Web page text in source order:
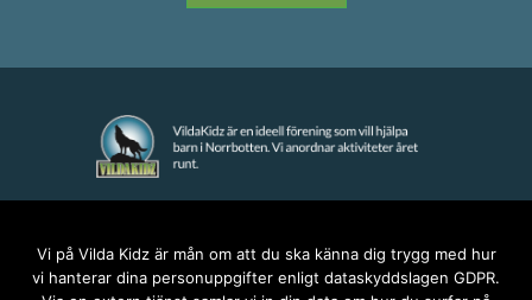
anna@vildakidz.se
Vi på Vilda Kidz är mån om att du ska känna dig trygg med hur
vi hanterar dina personuppgifter enligt dataskyddslagen GDPR.